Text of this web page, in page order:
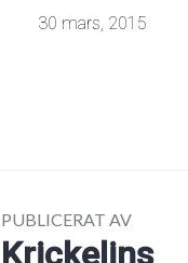
30 mars, 2015
PUBLICERAT AV